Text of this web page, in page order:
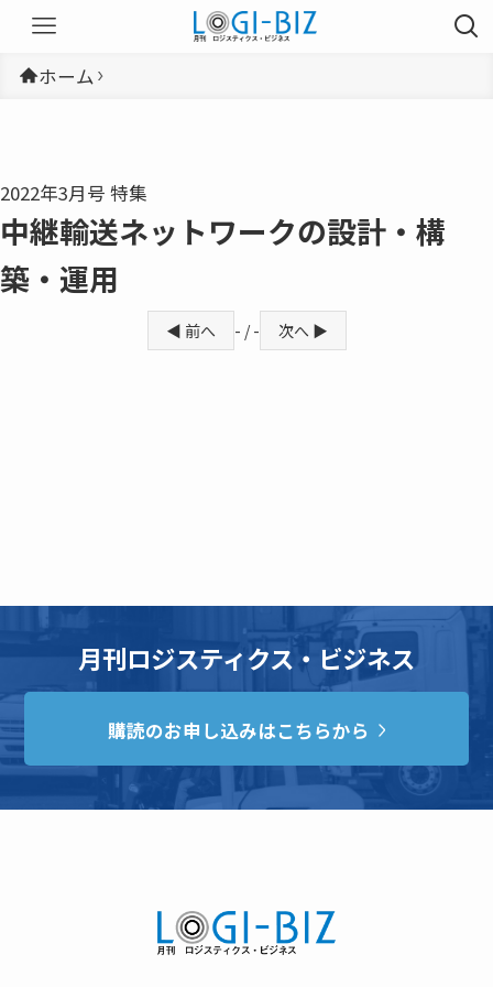
ホーム
2022年3月号 特集
中継輸送ネットワークの設計・構
築・運用
◀ 前へ - / - 次へ ▶
月刊ロジスティクス・ビジネス
購読のお申し込みはこちらから